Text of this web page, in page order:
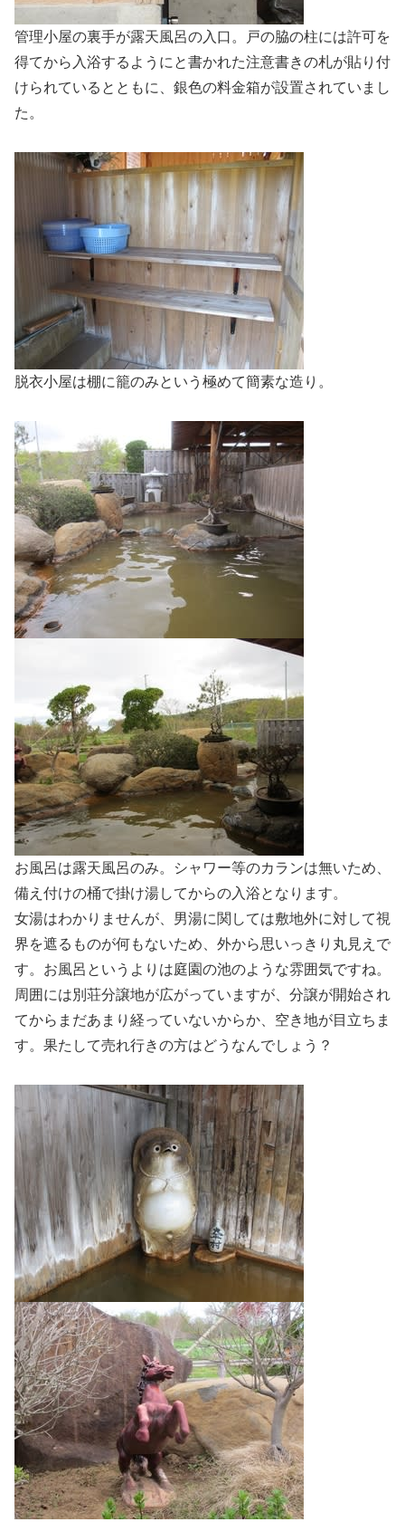
管理小屋の裏手が露天風呂の入口。戸の脇の柱には許可を
得てから入浴するようにと書かれた注意書きの札が貼り付
けられているとともに、銀色の料金箱が設置されていまし
た。
脱衣小屋は棚に籠のみという極めて簡素な造り。
お風呂は露天風呂のみ。シャワー等のカランは無いため、
備え付けの桶で掛け湯してからの入浴となります。
女湯はわかりませんが、男湯に関しては敷地外に対して視
界を遮るものが何もないため、外から思いっきり丸見えで
す。お風呂というよりは庭園の池のような雰囲気ですね。
周囲には別荘分譲地が広がっていますが、分譲が開始され
てからまだあまり経っていないからか、空き地が目立ちま
す。果たして売れ行きの方はどうなんでしょう？